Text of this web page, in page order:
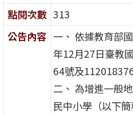
點閱次數 313
公告內容 一、 依據教育部
年12月27日臺教
64號及
二、 為增進一般
民中小學（以下